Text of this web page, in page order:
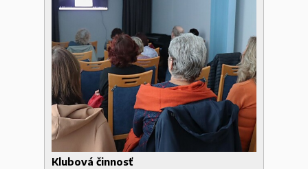
Klubová činnosť